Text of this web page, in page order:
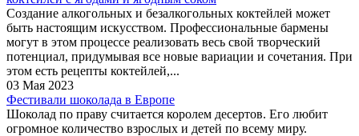
Создание алкогольных и безалкогольных коктейлей может
быть настоящим искусством. Профессиональные бармены
могут в этом процессе реализовать весь свой творческий
потенциал, придумывая все новые вариации и сочетания. При
этом есть рецепты коктейлей,...
03 Мая 2023
Фестивали шоколада в Европе
Шоколад по праву считается королем десертов. Его любит
огромное количество взрослых и детей по всему миру.